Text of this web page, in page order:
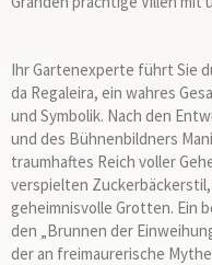
Ihr Gartenexperte führt Sie
da Regaleira, ein wahres
und Symbolik. Nach den
und des Bühnenbildners
traumhaftes Reich voller
verspielten
geheimnisvolle Grotten. Ein
den „Brunnen der
der an freimaurerische